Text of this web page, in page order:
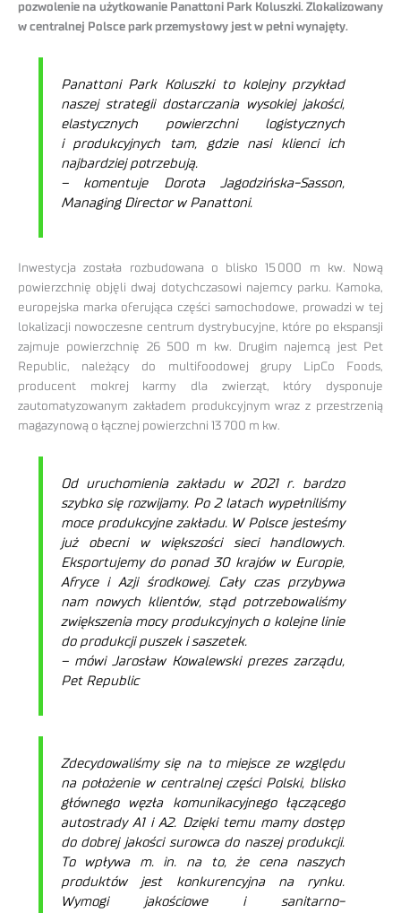
pozwolenie na użytkowanie Panattoni Park Koluszki. Zlokalizowany
w centralnej Polsce park przemysłowy jest w pełni wynajęty.
Panattoni Park Koluszki to kolejny przykład
naszej strategii dostarczania wysokiej jakości,
elastycznych powierzchni logistycznych
i produkcyjnych tam, gdzie nasi klienci ich
najbardziej potrzebują.
– komentuje Dorota Jagodzińska-Sasson,
Managing Director w Panattoni.
Inwestycja została rozbudowana o blisko 15 000 m kw. Nową
powierzchnię objęli dwaj dotychczasowi najemcy parku. Kamoka,
europejska marka oferująca części samochodowe, prowadzi w tej
lokalizacji nowoczesne centrum dystrybucyjne, które po ekspansji
zajmuje powierzchnię 26 500 m kw. Drugim najemcą jest Pet
Republic, należący do multifoodowej grupy LipCo Foods,
producent mokrej karmy dla zwierząt, który dysponuje
zautomatyzowanym zakładem produkcyjnym wraz z przestrzenią
magazynową o łącznej powierzchni 13 700 m kw.
Od uruchomienia zakładu w 2021 r. bardzo
szybko się rozwijamy. Po 2 latach wypełniliśmy
moce produkcyjne zakładu. W Polsce jesteśmy
już obecni w większości sieci handlowych.
Eksportujemy do ponad 30 krajów w Europie,
Afryce i Azji środkowej. Cały czas przybywa
nam nowych klientów, stąd potrzebowaliśmy
zwiększenia mocy produkcyjnych o kolejne linie
do produkcji puszek i saszetek.
– mówi Jarosław Kowalewski prezes zarządu,
Pet Republic
Zdecydowaliśmy się na to miejsce ze względu
na położenie w centralnej części Polski, blisko
głównego węzła komunikacyjnego łączącego
autostrady A1 i A2. Dzięki temu mamy dostęp
do dobrej jakości surowca do naszej produkcji.
To wpływa m. in. na to, że cena naszych
produktów jest konkurencyjna na rynku.
Wymogi jakościowe i sanitarno-